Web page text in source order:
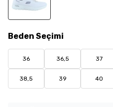
Beden Seçimi
36 36,5 37
38,5 39 40